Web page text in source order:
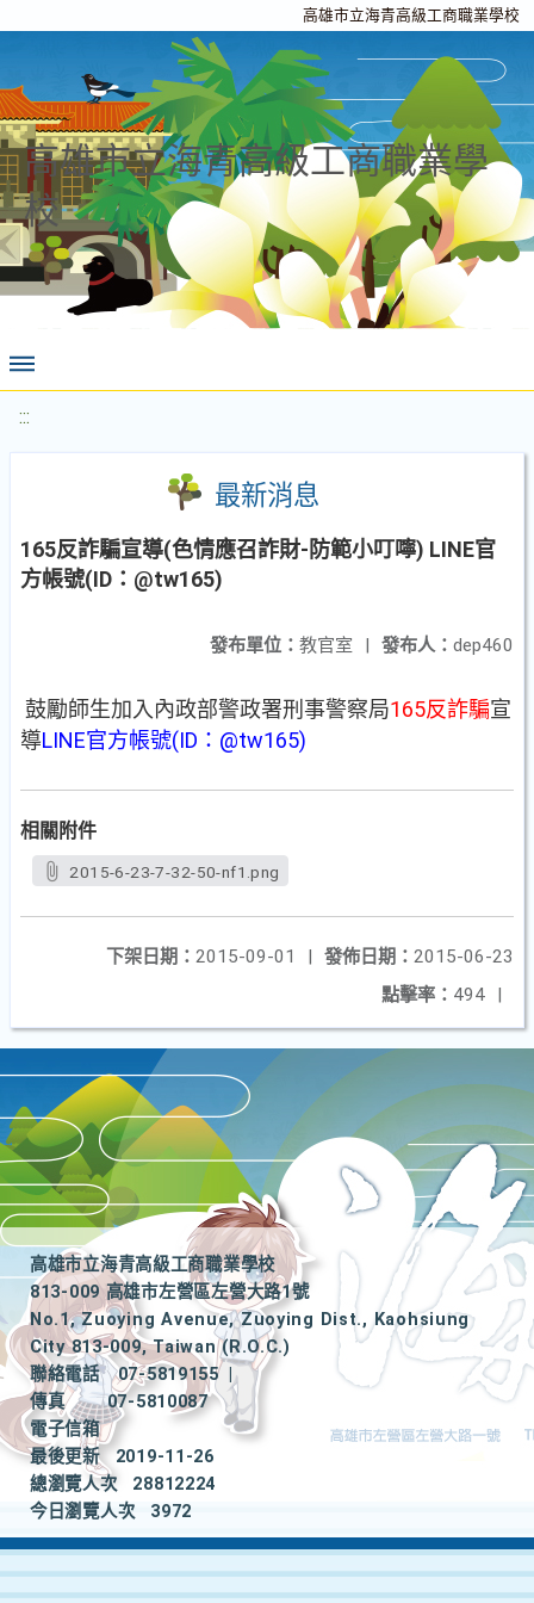
高雄市立海青高級工商職業學校
高雄市立海青高級工商職業學
校
:::
最新消息
165反詐騙宣導(色情應召詐財-防範小叮嚀) LINE官
方帳號(ID：@tw165)
發布人： dep460
發布單位： 教官室 |
鼓勵師生加入內政部警政署刑事警察局165反詐騙宣
導LINE官方帳號(ID：@tw165)
相關附件
2015-6-23-7-32-50-nf1.png
發佈日期： 2015-06-23
下架日期： 2015-09-01
|
點擊率： 494 |
高雄市立海青高級工商職業學校
813-009 高雄市左營區左營大路1號
No.1, Zuoying Avenue, Zuoying Dist., Kaohsiung
City 813-009, Taiwan (R.O.C.)
聯絡電話
07-5819155
|
傳真
07-5810087
電子信箱
最後更新
2019-11-26
總瀏覽人次
28812224
今日瀏覽人次
3972